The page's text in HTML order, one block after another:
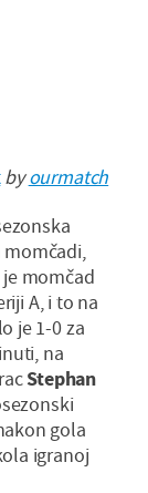
byourmatch
momčad
A, i to na
je 1-0 za
na
Stephan
gola
igranoj